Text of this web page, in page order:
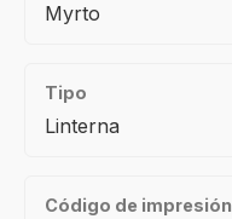
Myrto
Tipo
Linterna
Código de impresión